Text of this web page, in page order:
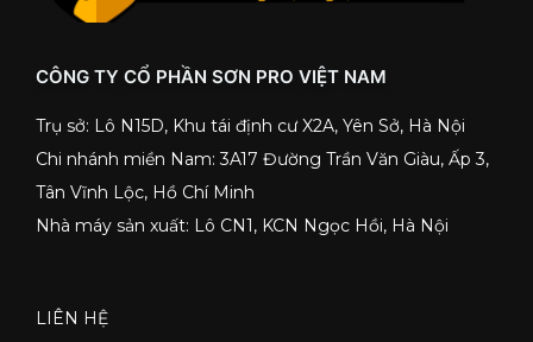
CÔNG TY CỔ PHẦN SƠN PRO VIỆT NAM
Trụ sở: Lô N15D, Khu tái định cư X2A, Yên Sở, Hà Nội
Chi nhánh miền Nam: 3A17 Đường Trần Văn Giàu, Ấp 3,
Tân Vĩnh Lộc, Hồ Chí Minh
Nhà máy sản xuất: Lô CN1, KCN Ngọc Hồi, Hà Nội
LIÊN HỆ